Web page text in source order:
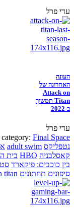
עדי פרל
העונה
האחרונה של
Attack on
Titan תמשיך
ב-2022
עדי פרל
Final Space
נטפליקס adult swim
קאסלבניה HBO בית
בין כוכבים: פיקארד
סיפונים תחתונים titan